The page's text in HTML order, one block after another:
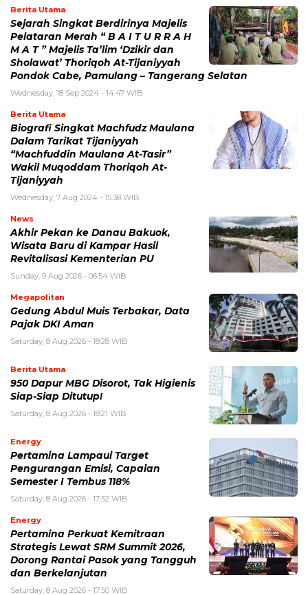
Berita Utama
Sejarah Singkat Berdirinya Majelis
Pelataran Merah “ B A I T U R R A H
M A T ” Majelis Ta’lim ‘Dzikir dan
Sholawat’ Thoriqoh At-Tijaniyyah
Pondok Cabe, Pamulang – Tangerang Selatan
Wednesday, 18 Sep 2024 - 14:47 WIB
Berita Utama
Biografi Singkat Machfudz Maulana
Dalam Tarikat Tijaniyyah
“Machfuddin Maulana At-Tasir”
Wakil Muqoddam Thoriqoh At-
Tijaniyyah
Wednesday, 7 Aug 2024 - 15:38 WIB
News
Akhir Pekan ke Danau Bakuok,
Wisata Baru di Kampar Hasil
Revitalisasi Kementerian PU
Sunday, 9 Aug 2026 - 06:54 WIB
Megapolitan
Gedung Abdul Muis Terbakar, Data
Pajak DKI Aman
Saturday, 8 Aug 2026 - 18:28 WIB
Berita Utama
950 Dapur MBG Disorot, Tak Higienis
Siap-Siap Ditutup!
Saturday, 8 Aug 2026 - 18:21 WIB
Energy
Pertamina Lampaui Target
Pengurangan Emisi, Capaian
Semester I Tembus 118%
Saturday, 8 Aug 2026 - 17:52 WIB
Energy
Pertamina Perkuat Kemitraan
Strategis Lewat SRM Summit 2026,
Dorong Rantai Pasok yang Tangguh
dan Berkelanjutan
Saturday, 8 Aug 2026 - 17:50 WIB